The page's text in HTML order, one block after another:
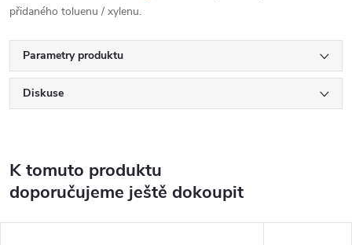
přidaného toluenu / xylenu.
Parametry produktu
Diskuse
K tomuto produktu
doporučujeme ještě dokoupit